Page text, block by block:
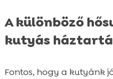
A különböző
kutyás
Fontos, hogy a kutyánk